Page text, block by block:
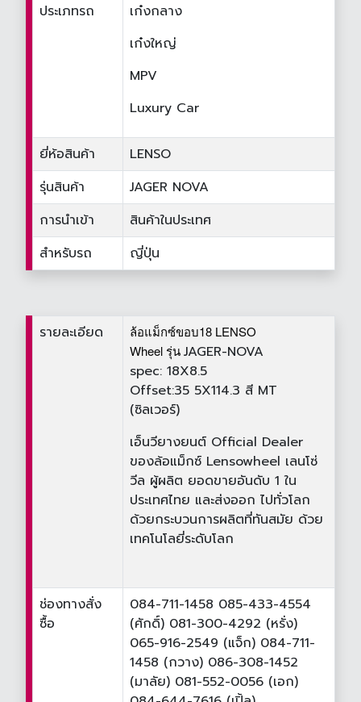
ประเภทรถ
เก๋งกลาง
เก๋งใหญ่
MPV
Luxury Car
ยี่ห้อสินค้า
LENSO
รุ่นสินค้า
JAGER NOVA
การนำเข้า
สินค้าในประเทศ
สำหรับรถ
ญี่ปุ่น
รายละเอียด
ล้อแม็กซ์ขอบ18 LENSO
Wheel รุ่นJAGER-NOVA
spec: 18X8.5
Offset:35 5X114.3 สี MT
(ซิลเวอร์)
เอ็นวียางยนต์ Official Dealer
ของล้อแม็กซ์ Lensowheel เลนโซ่
วีล ผู้ผลิต ยอดขายอันดับ 1 ใน
ประเทศไทย และส่งออก ไปทั่วโลก
ด้วยกระบวนการผลิตที่ทันสมัย ด้วย
เทคโนโลยี่ระดับโลก
ช่องทางสั่ง
ซื้อ
084-711-1458 085-433-4554
(ศักดิ์) 081-300-4292 (หรั่ง)
065-916-2549 (แจ็ก) 084-711-
1458 (กวาง) 086-308-1452
(มาลัย) 081-552-0056 (เอก)